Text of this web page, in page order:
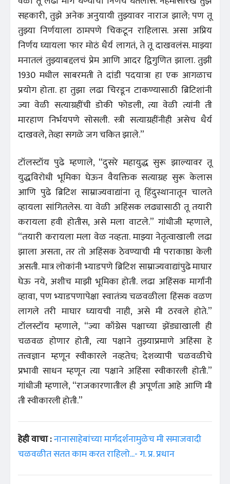
सहकारी, तुझे अनेक अनुयायी तुझ्यावर नाराज झाले; पण तू
तुझ्या निर्णयाला ठामपणे चिकटून राहिलास. असा अप्रिय
निर्णय घ्यायला फार मोठं धैर्य लागतं, ते तू दाखवलंस. माझ्या
मनातलं तुझ्याबद्दलचं प्रेम आणि आदर द्विगुणित झाला. तुझी
1930 मधील साबरमती ते दांडी पदयात्रा हा एक आगळाच
प्रयोग होता. हा तुझा लढा चिरडून टाकण्यासाठी ब्रिटिशांनी
ज्या वेळी सत्याग्रहींची डोकी फोडली, त्या वेळी त्यांनी ती
मारहाण निर्भयपणे सोसली. स्त्री सत्याग्रहींनीही असेच धैर्य
दाखवले, तेव्हा सगळे जग चकित झाले.”
टॉलस्टॉय पुढे म्हणाले, “दुसरे महायुद्ध सुरू झाल्यावर तू
युद्धविरोधी भूमिका घेऊन वैयक्तिक सत्याग्रह सुरू केलास
आणि पुढे ब्रिटिश साम्राज्यवाद्यांना तू हिंदुस्थानातून चालते
व्हायला सांगितलेस. या वेळी अहिंसक लढ्यासाठी तू तयारी
करायला हवी होतीस, असे मला वाटले.” गांधीजी म्हणाले,
“तयारी करायला मला वेळ नव्हता. माझ्या नेतृत्वाखाली लढा
झाला असता, तर तो अहिंसक ठेवण्याची मी पराकाष्ठा केली
असती. मात्र लोकांनी भ्याडपणे ब्रिटिश साम्राज्यवाद्यांपुढे माघार
घेऊ नये, अशीच माझी भूमिका होती. लढा अहिंसक मार्गांनी
व्हावा, पण भ्याडपणापेक्षा स्वातंत्र्य चळवळीला हिंसक वळण
लागले तरी माघार घ्यायची नाही, असे मी ठरवले होते.”
टॉलस्टॉय म्हणाले, “ज्या काँग्रेस पक्षाच्या झेंड्याखाली ही
चळवळ होणार होती, त्या पक्षाने तुझ्याप्रमाणे अहिंसा हे
तत्त्वज्ञान म्हणून स्वीकारले नव्हतेच; देशव्यापी चळवळीचे
प्रभावी साधन म्हणून त्या पक्षाने अहिंसा स्वीकारली होती.”
गांधीजी म्हणाले, “राजकारणातील ही अपूर्णता आहे आणि मी
ती स्वीकारली होती.”
हेही वाचा :नानासाहेबांच्या मार्गदर्शनामुळेच मी समाजवादी
चळवळीत सतत काम करत राहिलो...- ग. प्र. प्रधान